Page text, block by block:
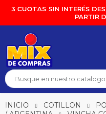
3 CUOTAS SIN INTERÉS
PARTIR
INICIO COTILLON